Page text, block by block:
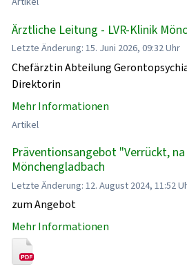
Ärztliche Leitung - LVR-Klinik
Letzte Änderung: 15. Juni 2026, 09:32 Uhr
Chefärztin Abteilung
Direktorin
Mehr Informationen
Artikel
Präventionsangebot "Verrückt, na
Mönchengladbach
Letzte Änderung: 12. August 2024, 11:52
zum Angebot
Mehr Informationen